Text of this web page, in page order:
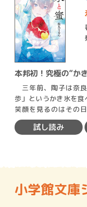
本邦初！究極の“か
三年前、陶子は奈
歩」というかき氷を
笑顔を見るのはその
「日進月歩」…
試し読み
小学館文庫